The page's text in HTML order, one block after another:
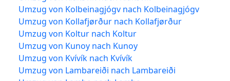
Umzug von Kolbeinagjógv nach Kolbeinagjógv
Umzug von Kollafjørður nach Kollafjørður
Umzug von Koltur nach Koltur
Umzug von Kunoy nach Kunoy
Umzug von Kvívík nach Kvívík
Umzug von Lambareiði nach Lambareiði